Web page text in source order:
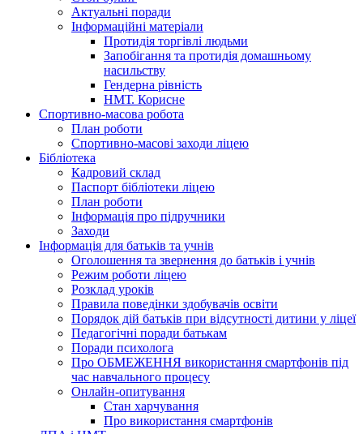
Актуальні поради
Інформаційні матеріали
Протидія торгівлі людьми
Запобігання та протидія домашньому
насильству
Гендерна рівність
НМТ. Корисне
Спортивно-масова робота
План роботи
Спортивно-масові заходи ліцею
Бібліотека
Кадровий склад
Паспорт бібліотеки ліцею
План роботи
Інформація про підручники
Заходи
Інформація для батьків та учнів
Оголошення та звернення до батьків і учнів
Режим роботи ліцею
Розклад уроків
Правила поведінки здобувачів освіти
Порядок дій батьків при відсутності дитини у ліцеї
Педагогічні поради батькам
Поради психолога
Про ОБМЕЖЕННЯ використання смартфонів під
час навчального процесу
Онлайн-опитування
Стан харчування
Про використання смартфонів